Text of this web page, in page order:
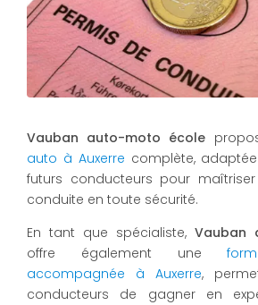
Vauban auto-moto école
auto à Auxerre complète,
futurs conducteurs pour
conduite en toute sécurité.
En tant que spécialiste, Vauban
offre également une
accompagnée à Auxerre,
conducteurs de gagner en